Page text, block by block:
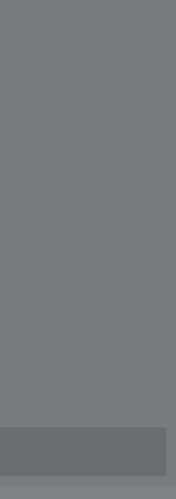
片 2
灯片 3